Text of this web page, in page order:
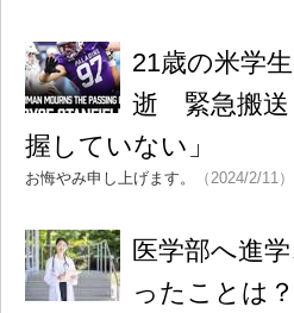
21歳の米学
逝 緊急搬送
握していない」
お悔やみ申し上げます。 （2024/2/11）
医学部へ進
ったことは？